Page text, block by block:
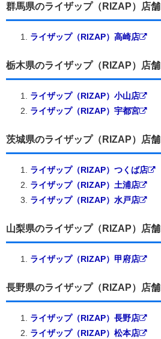
群馬県のライザップ（RIZAP）店舗
ライザップ（RIZAP）高崎店
栃木県のライザップ（RIZAP）店舗
ライザップ（RIZAP）小山店
ライザップ（RIZAP）宇都宮
茨城県のライザップ（RIZAP）店舗
ライザップ（RIZAP）つくば店
ライザップ（RIZAP）土浦店
ライザップ（RIZAP）水戸店
山梨県のライザップ（RIZAP）店舗
ライザップ（RIZAP）甲府店
長野県のライザップ（RIZAP）店舗
ライザップ（RIZAP）長野店
ライザップ（RIZAP）松本店